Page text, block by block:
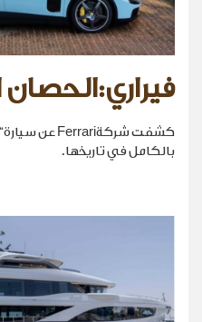
فيراري:الحصان
بالكامل في تاريخها.